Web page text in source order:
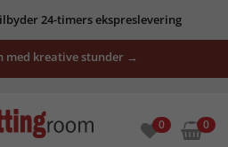
24-timers ekspreslevering
med kreative stunder →
0 0